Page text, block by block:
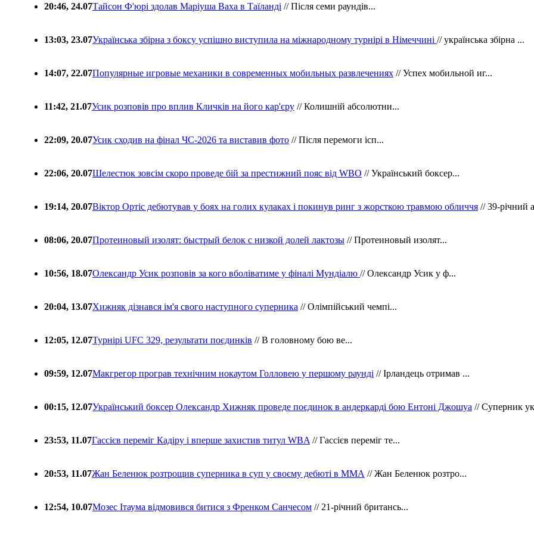
20:46, 24.07Тайсон Ф'юрі здолав Маріуша Ваха в Таїланді // Після семи раундів...
13:03, 23.07Українська збірна з боксу успішно виступила на міжнародному турнірі в Німеччині // українська збірна ...
14:07, 22.07Популярные игровые механики в современных мобильных развлечениях // Успех мобильной иг...
11:42, 21.07Усик розповів про вплив Кличків на його кар'єру // Колишній абсолютни...
22:09, 20.07Усик сходив на фінал ЧС-2026 та виставив фото // Після перемоги ісп...
22:06, 20.07Шелестюк зовсім скоро проведе бій за престижний пояс від WBO // Український боксер...
19:14, 20.07Віктор Ортіс дебютував у боях на голих кулаках і покинув ринг з жорсткою травмою обличчя // 39-річний
08:06, 20.07Протеиновый изолят: быстрый белок с низкой долей лактозы // Протеиновый изолят...
10:56, 18.07Олександр Усик розповів за кого вболіватиме у фіналі Мундіалю // Олександр Усик у ф...
20:04, 13.07Хижняк дізнався ім'я свого наступного суперника // Олімпійський чемпі...
12:05, 12.07Турнірі UFC 329, результати поєдинків // В головному бою ве...
09:59, 12.07Макгрегор програв технічним нокаутом Голловею у першому раунді // Ірландець отримав ...
00:15, 12.07Український боксер Олександр Хижняк проведе поєдинок в андеркарді бою Ентоні Джошуа // Суперник
23:53, 11.07Гассієв переміг Кадіру і вперше захистив титул WBA // Гассієв переміг те...
20:53, 11.07Жан Беленюк розтрощив суперника в суп у своєму дебюті в ММА // Жан Беленюк розтро...
12:54, 10.07Мозес Ітаума відмовився битися з Френком Санчесом // 21-річний британсь...